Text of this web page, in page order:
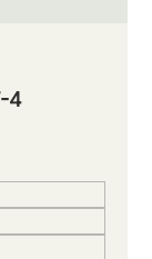
4